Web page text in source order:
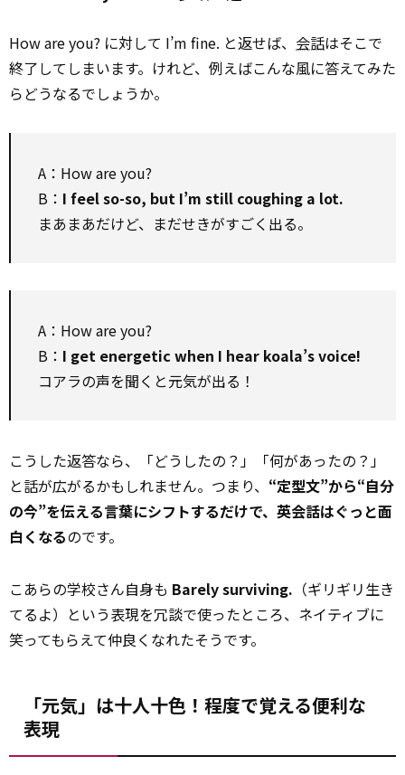
How are you? に対して I’m fine. と返せば、 会話はそこで
終了してしまいます。けれど、例えばこんな風に答えてみた
らどうなるでしょうか。
A：How are you?
B： I feel so-so, but I’m still coughing a lot.
まあまあだけど、まだせきがすごく出る。
A：How are you?
B： I get energetic when I hear koala’s voice!
コアラの声を聞くと元気が出る！
こうした返答なら、「どうしたの？」「何があったの？」
と話が広がるかもしれません。つまり、 “定型文”から“自分
の今”を伝える言葉にシフトするだけで、英会話はぐっと面
白くなるのです。
こあらの学校さん自身も Barely surviving. （ギリギリ生き
てるよ）という表現を冗談で使ったところ、ネイティブに
笑ってもらえて仲良くなれたそうです。
「元気」は十人十色！程度で覚える便利な
表現